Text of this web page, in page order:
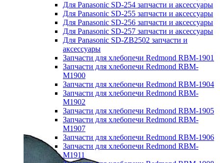
Для Panasonic SD-254 запчасти и аксессуары
Для Panasonic SD-255 запчасти и аксессуары
Для Panasonic SD-256 запчасти и аксессуары
Для Panasonic SD-257 запчасти и аксессуары
Для Panasonic SD-ZB2502 запчасти и
аксессуары
Запчасти для хлебопечи Redmond RBM-1901
Запчасти для хлебопечи Redmond RBM-
M1900
Запчасти для хлебопечи Redmond RBM-1904
Запчасти для хлебопечи Redmond RBM-
M1902
Запчасти для хлебопечи Redmond RBM-1905
Запчасти для хлебопечи Redmond RBM-
M1907
Запчасти для хлебопечи Redmond RBM-1906
Запчасти для хлебопечи Redmond RBM-
M1911